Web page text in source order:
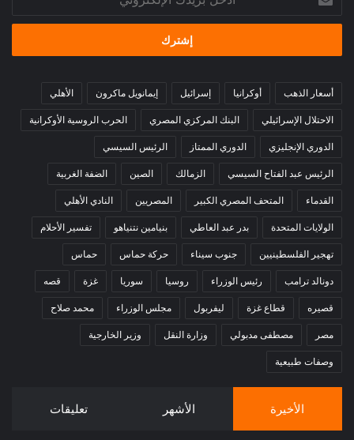
بريدك
الإلكتروني
أسعار الذهب أوكرانيا إسرائيل إيمانويل ماكرون الأهلي
الاحتلال الإسرائيلي البنك المركزي المصري الحرب الروسية الأوكرانية
الدوري الإنجليزي الدوري الممتاز الرئيس السيسي
الرئيس عبد الفتاح السيسي الزمالك الصين الضفة الغربية
القدماء المتحف المصري الكبير المصريين النادي الأهلي
الولايات المتحدة بدر عبد العاطي بنيامين نتنياهو تفسير الأحلام
تهجير الفلسطينيين جنوب سيناء حركة حماس حماس
دونالد ترامب رئيس الوزراء روسيا سوريا غزة قصه
قصيره قطاع غزة ليفربول مجلس الوزراء محمد صلاح
مصر مصطفى مدبولي وزارة النقل وزير الخارجية
وصفات طبيعية
الأخيرة الأشهر تعليقات